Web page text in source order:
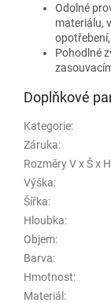
Odolné
materiálu,
Pohodlné
Doplňkové
Kategorie:
Záruka:
Rozměry V x Š x H
Výška:
Šířka:
Hloubka:
Objem:
Barva:
Hmotnost:
Materiál :